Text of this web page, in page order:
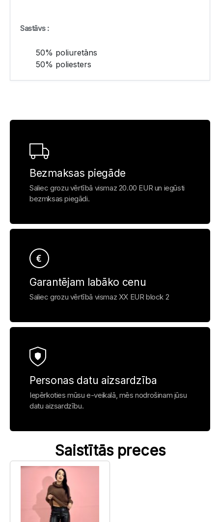
Sastāvs :
50% poliuretāns
50% poliesters
Bezmaksas piegāde
Saliec grozu vērtībā vismaz 20.00 EUR un iegūsti
bezmksas piegādi.
Garantējam labāko cenu
Saliec grozu vērtībā vismaz XX EUR block 2
Personas datu aizsardzība
Iepērkoties mūsu e-veikalā, mēs nodrošinam jūsu
datu aizsardzību.
Saistītās preces